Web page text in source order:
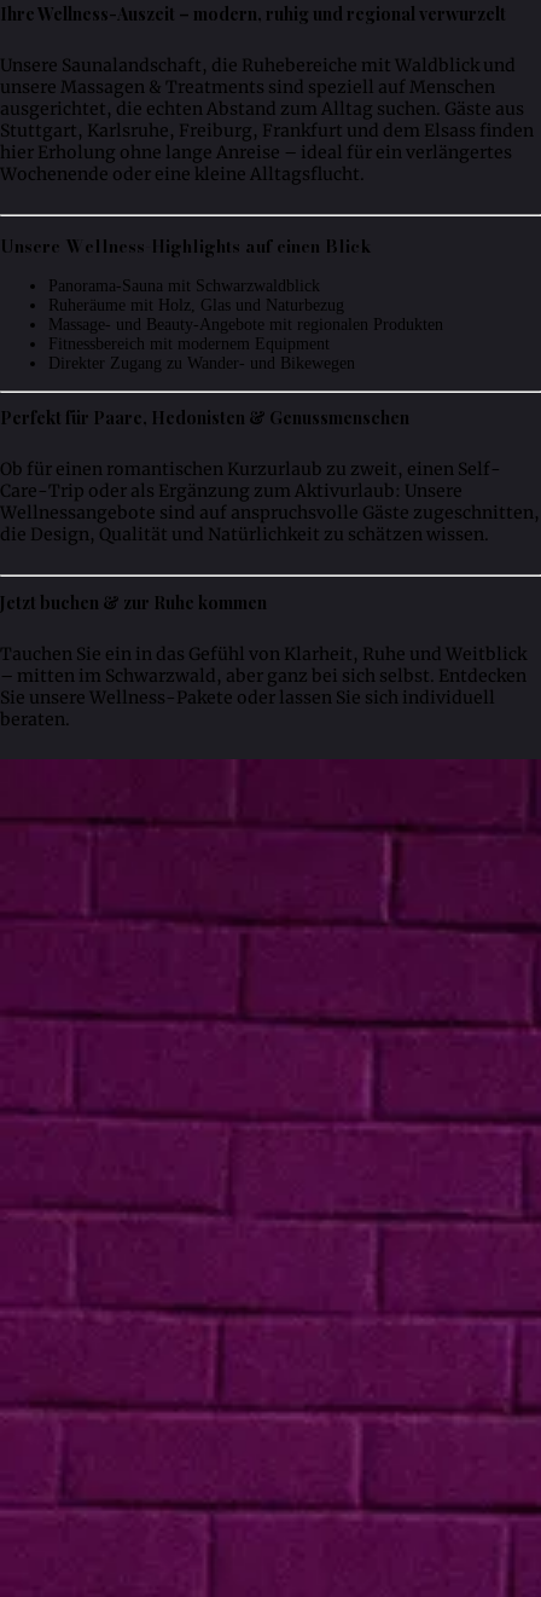
Ihre Wellness-Auszeit – modern, ruhig und regional verwurzelt
Unsere Saunalandschaft, die Ruhebereiche mit Waldblick und
unsere Massagen & Treatments sind speziell auf Menschen
ausgerichtet, die echten Abstand zum Alltag suchen. Gäste aus
Stuttgart, Karlsruhe, Freiburg, Frankfurt und dem Elsass finden
hier Erholung ohne lange Anreise – ideal für ein verlängertes
Wochenende oder eine kleine Alltagsflucht.
Unsere Wellness-Highlights auf einen Blick
Panorama-Sauna mit Schwarzwaldblick
Ruheräume mit Holz, Glas und Naturbezug
Massage- und Beauty-Angebote mit regionalen Produkten
Fitnessbereich mit modernem Equipment
Direkter Zugang zu Wander- und Bikewegen
Perfekt für Paare, Hedonisten & Genussmenschen
Ob für einen romantischen Kurzurlaub zu zweit, einen Self-
Care-Trip oder als Ergänzung zum Aktivurlaub: Unsere
Wellnessangebote sind auf anspruchsvolle Gäste zugeschnitten,
die Design, Qualität und Natürlichkeit zu schätzen wissen.
Jetzt buchen & zur Ruhe kommen
Tauchen Sie ein in das Gefühl von Klarheit, Ruhe und Weitblick
– mitten im Schwarzwald, aber ganz bei sich selbst. Entdecken
Sie unsere Wellness-Pakete oder lassen Sie sich individuell
beraten.